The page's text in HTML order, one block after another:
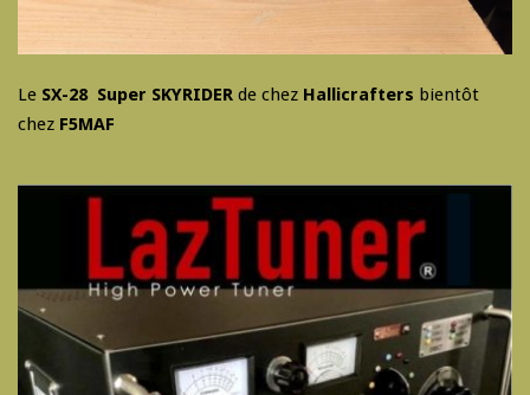
Le SX-28 Super SKYRIDER de chez Hallicrafters bientôt
chez F5MAF